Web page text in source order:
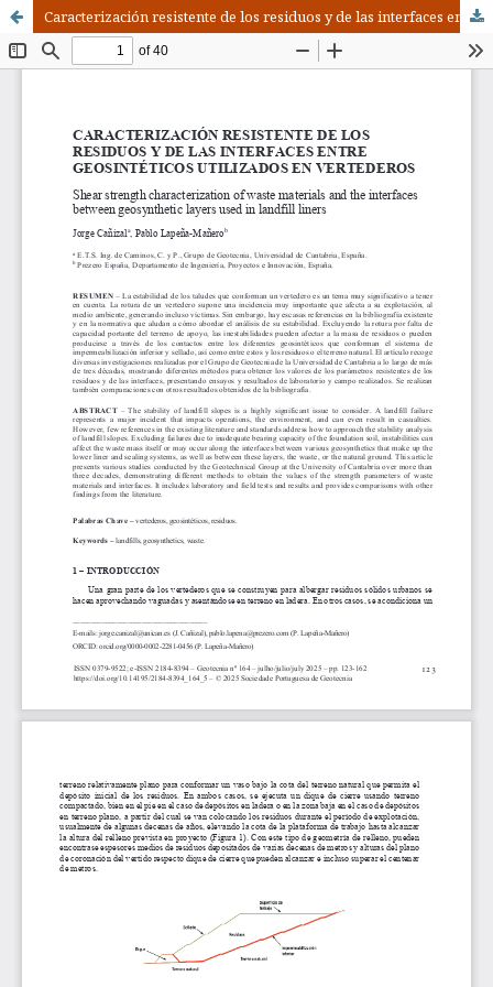
Caracterización resistente de los residuos y de las interfaces entre geosintéticos utilizados en vertederos